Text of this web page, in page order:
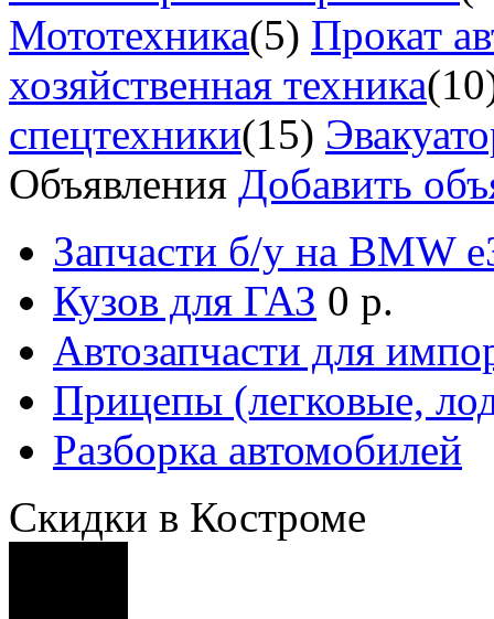
Мототехника(5) Прокат
хозяйственная техника
спецтехники(15)
Объявления Добавить
Запчасти б/у на BMW
Кузов для ГАЗ 0 р.
Автозапчасти для
Прицепы (легковые,
Разборка автомобилей
Скидки в Костроме